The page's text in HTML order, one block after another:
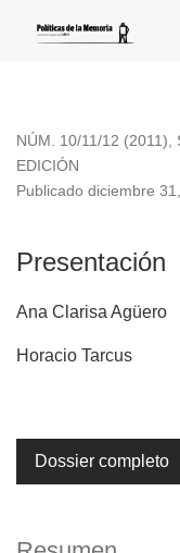
NÚM. 10/11/12 (2011),
EDICIÓN
Presentación
Publicado diciembre
Ana Clarisa Agüero
Horacio Tarcus
Dossier completo